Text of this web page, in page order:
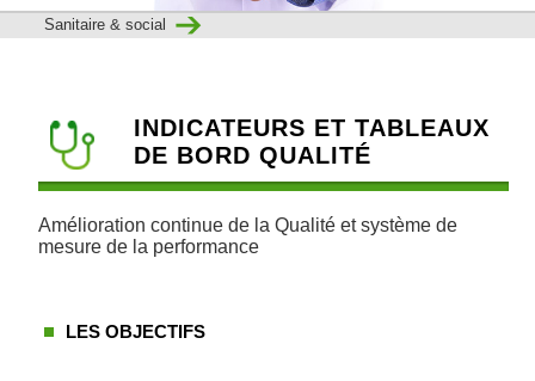
Sanitaire & social
INDICATEURS ET TABLEAUX
DE BORD QUALITÉ
Amélioration continue de la Qualité et système de
mesure de la performance
LES OBJECTIFS